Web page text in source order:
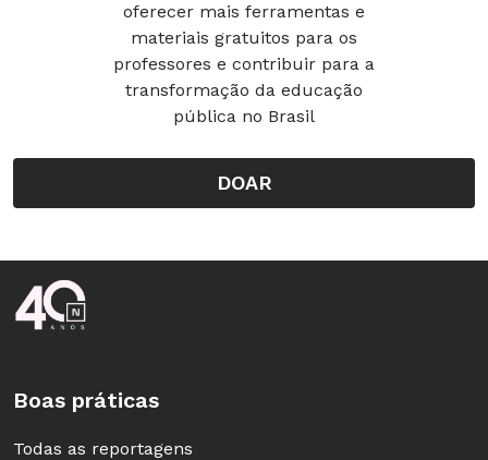
oferecer mais ferramentas e
materiais gratuitos para os
professores e contribuir para a
transformação da educação
pública no Brasil
DOAR
Rodapé da Nova Escola
Boas práticas
Todas as reportagens